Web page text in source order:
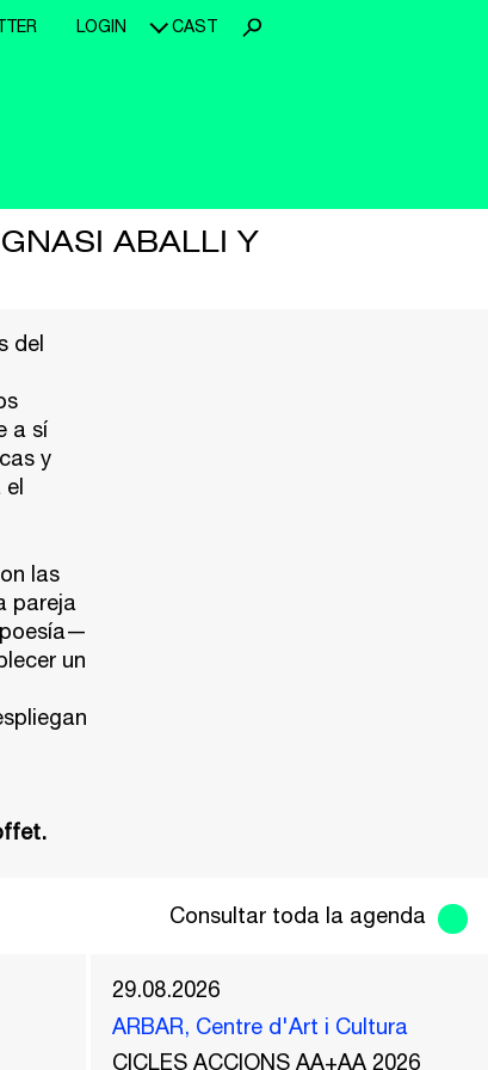
LOGIN CAST
ABALLI Y
del
a sí
y
las
pareja
un
Consultar toda la agenda
29.08.2026
ARBAR, Centre d'Art i Cultura
CICLES ACCIONS AA+AA 2026